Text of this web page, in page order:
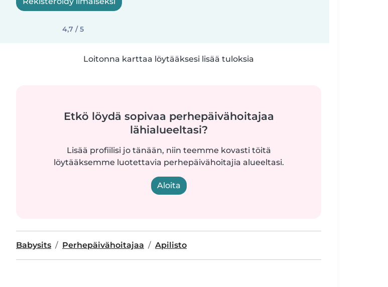
4,7 / 5
Loitonna karttaa löytääksesi lisää tuloksia
Etkö löydä sopivaa perhepäivähoitajaa
lähialueeltasi?
Lisää profiilisi jo tänään, niin teemme kovasti töitä
löytääksemme luotettavia perhepäivähoitajia alueeltasi.
Aloita
Babysits Perhepäivähoitajaa Apilisto